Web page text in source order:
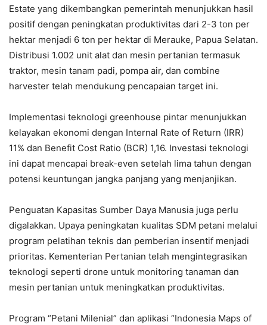
Estate yang dikembangkan pemerintah menunjukkan hasil
positif dengan peningkatan produktivitas dari 2-3 ton per
hektar menjadi 6 ton per hektar di Merauke, Papua Selatan.
Distribusi 1.002 unit alat dan mesin pertanian termasuk
traktor, mesin tanam padi, pompa air, dan combine
harvester telah mendukung pencapaian target ini.
Implementasi teknologi greenhouse pintar menunjukkan
kelayakan ekonomi dengan Internal Rate of Return (IRR)
11% dan Benefit Cost Ratio (BCR) 1,16. Investasi teknologi
ini dapat mencapai break-even setelah lima tahun dengan
potensi keuntungan jangka panjang yang menjanjikan.
Penguatan Kapasitas Sumber Daya Manusia juga perlu
digalakkan. Upaya peningkatan kualitas SDM petani melalui
program pelatihan teknis dan pemberian insentif menjadi
prioritas. Kementerian Pertanian telah mengintegrasikan
teknologi seperti drone untuk monitoring tanaman dan
mesin pertanian untuk meningkatkan produktivitas.
Program “Petani Milenial” dan aplikasi “Indonesia Maps of